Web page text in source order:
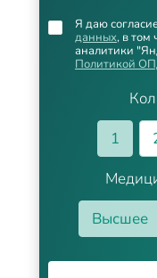
1
Высшее
Я даю
данных, в том
аналитики
Политикой